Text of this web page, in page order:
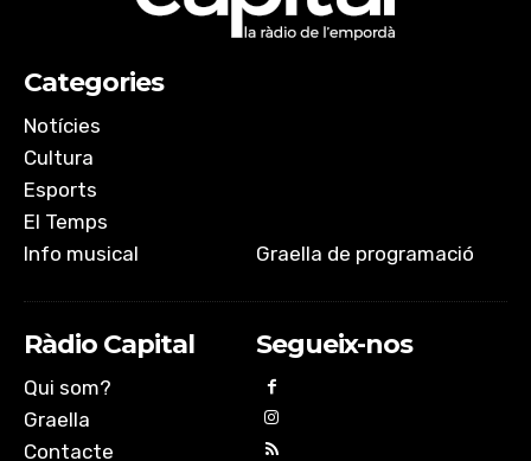
Categories
Notícies
Cultura
Esports
El Temps
Info musical
Graella de programació
Ràdio Capital
Qui som?
Graella
Contacte
Segueix-nos